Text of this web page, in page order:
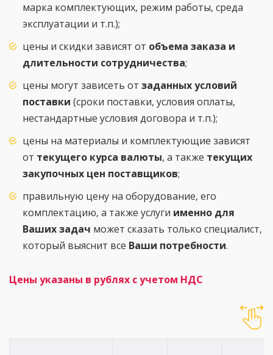
марка комплектующих, режим работы, среда
эксплуатации и т.п.);
цены и скидки зависят от объема заказа и
длительности сотрудничества;
цены могут зависеть от заданных условий
поставки (сроки поставки, условия оплаты,
нестандартные условия договора и т.п.);
цены на материалы и комплектующие зависят
от текущего курса валюты, а также текущих
закупочных цен поставщиков;
правильную цену на оборудование, его
комплектацию, а также услуги именно для
Ваших задач может сказать только специалист,
который выяснит все Ваши потребности.
Цены указаны в рублях с учетом НДС